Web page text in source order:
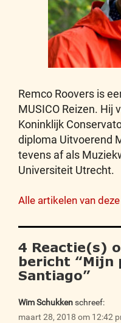
Remco Roovers is
MUSICO Reizen. Hij
Koninklijk
diploma Uitvoerend
tevens af als
Universiteit Utrecht.
Alle artikelen van
4 Reactie(s)
bericht “Mijn
Santiago”
Wim Schukkenschreef:
maart 28, 2018 om 12:42